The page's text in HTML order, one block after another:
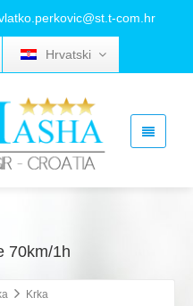
com.hr
Hrvatski
70km/1h
Krka